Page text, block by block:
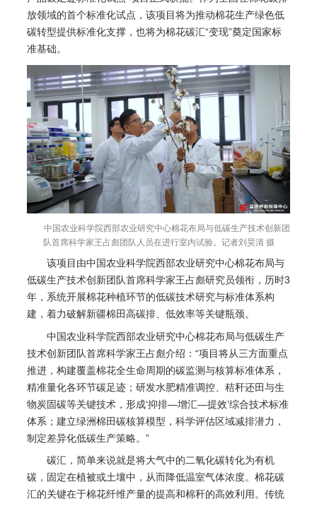
放领域的首个标准化试点，该项目将为推动棉花生产绿色低
碳转型提供标准化支撑，也将为棉花碳汇“变现”奠定国家标
准基础。
中国农业科学院西部农业研究中心棉花布局与低碳生产技术创新团
队首席科学家王占彪团队人员在进行室内试验。记者刘昊清 摄
该项目由中国农业科学院西部农业研究中心棉花布局与
低碳生产技术创新团队首席科学家王占彪研究员领衔，历时3
年，系统开展棉花种植环节的低碳技术研究与标准体系构
建，着力破解新疆棉田高碳排、低效率等关键瓶颈。
中国农业科学院西部农业研究中心棉花布局与低碳生产
技术创新团队首席科学家王占彪介绍：“项目将从三方面重点
推进，构建覆盖棉花全生命周期的碳监测与核算标准体系，
精准量化各环节碳足迹；研发水肥精准调控、秸秆还田与生
物炭固碳等关键技术，形成‘抑排—增汇—提效’综合技术标准
体系；建立绿洲棉田碳核算模型，科学评估区域减排潜力，
制定差异化低碳生产策略。”
碳汇，简单来说就是将大气中的二氧化碳转化为有机
碳，固定在植被或土壤中，从而降低温室气体浓度。棉花碳
汇的关键在于棉花纤维产量的提高和棉秆的高效利用。传统